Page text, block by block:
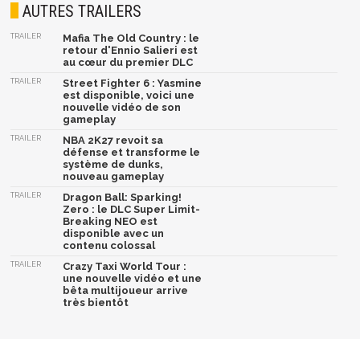
AUTRES TRAILERS
TRAILER
Mafia The Old Country : le
retour d'Ennio Salieri est
au cœur du premier DLC
TRAILER
Street Fighter 6 : Yasmine
est disponible, voici une
nouvelle vidéo de son
gameplay
TRAILER
NBA 2K27 revoit sa
défense et transforme le
système de dunks,
nouveau gameplay
TRAILER
Dragon Ball: Sparking!
Zero : le DLC Super Limit-
Breaking NEO est
disponible avec un
contenu colossal
TRAILER
Crazy Taxi World Tour :
une nouvelle vidéo et une
bêta multijoueur arrive
très bientôt